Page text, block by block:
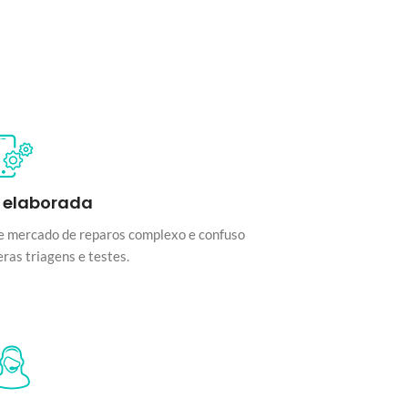
elaborada
mercado de reparos complexo e confuso
triagens e testes.